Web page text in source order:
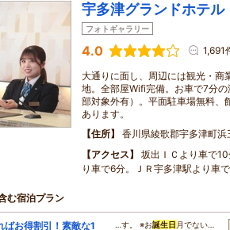
宇多津グランドホテル
フォトギャラリー
4.0 1,691
大通りに面し、周辺には観光・商
地。全部屋Wifi完備。お車で7分
部対象外有）。平面駐車場無料、
あります。
住所
香川県綾歌郡宇多津町
アクセス
坂出ＩＣより車で
り車で6分。ＪＲ宇多津駅より車
む宿泊プラン
ばお得割引！素敵な1
…す。 ※お誕生日 月でない…